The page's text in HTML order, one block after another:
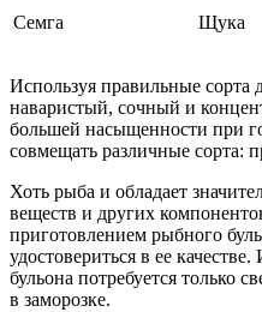
Семга Щука
Используя правильные сорта
наваристый, сочный и
большей насыщенности при
совмещать различные сорта:
Хоть рыба и обладает
веществ и других
приготовлением рыбного
удостовериться в ее
бульона потребуется только
в заморозке.